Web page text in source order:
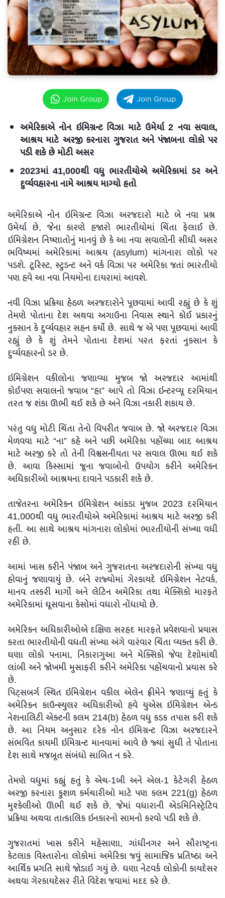
Join Group Join Group
અમેરિકાએ નોન ઇમિગ્રન્ટ વિઝા માટે ઉમેર્યા 2 નવા સવાલ,
આશ્રય માટે અરજી કરનારા ગુજરાત અને પંજાબના લોકો પર
પડી શકે છે મોટી અસર
2023માં 41,000થી વધુ ભારતીયોએ અમેરિકામાં ડર અને
દુર્વ્યવહારના નામે આશ્રય માગ્યો હતો
અમેરિકાએ નોન ઇમિગ્રન્ટ વિઝા અરજદારો માટે બે નવા પ્રશ્ન
ઉમેર્યા છે, જેના કારણે હજારો ભારતીયોમાં ચિંતા ફેલાઈ છે.
ઇમિગ્રેશન નિષ્ણાતોનું માનવું છે કે આ નવા સવાલોની સીધી અસર
ભવિષ્યમાં અમેરિકામાં આશ્રય (asylum) માંગનારા લોકો પર
પડશે. ટૂરિસ્ટ, સ્ટુડન્ટ અને વર્ક વિઝા પર અમેરિકા જતાં ભારતીયો
પણ હવે આ નવા નિયમોના દાયરામાં આવશે.
નવી વિઝા પ્રક્રિયા હેઠળ અરજદારોને પૂછવામાં આવી રહ્યું છે કે શું
તેમણે પોતાના દેશ અથવા અગાઉના નિવાસ સ્થાને કોઈ પ્રકારનું
નુકસાન કે દુર્વ્યવહાર સહન કર્યો છે. સાથે જ એ પણ પૂછવામાં આવી
રહ્યું છે કે શું તેમને પોતાના દેશમાં પરત ફરતાં નુકસાન કે
દુર્વ્યવહારનો ડર છે.
ઇમિગ્રેશન વકીલોના જણાવ્યા મુજબ જો અરજદાર આમાંથી
કોઈપણ સવાલનો જવાબ “હા” આપે તો વિઝા ઇન્ટરવ્યૂ દરમિયાન
તરત જ શંકા ઊભી થઈ શકે છે અને વિઝા નકારી શકાય છે.
પરંતુ વધુ મોટી ચિંતા તેનો વિપરીત જવાબ છે. જો અરજદાર વિઝા
મેળવવા માટે “ના” કહે અને પછી અમેરિકા પહોંચ્યા બાદ આશ્રય
માટે અરજી કરે તો તેની વિશ્વસનીયતા પર સવાલ ઊભા થઈ શકે
છે. આવા કિસ્સામાં જૂના જવાબોનો ઉપયોગ કરીને અમેરિકન
અધિકારીઓ આશ્રયના દાવાને પડકારી શકે છે.
તાજેતરના અમેરિકન ઇમિગ્રેશન આંકડા મુજબ 2023 દરમિયાન
41,000થી વધુ ભારતીયોએ અમેરિકામાં આશ્રય માટે અરજી કરી
હતી. આ સાથે આશ્રય માંગનારા લોકોમાં ભારતીયોની સંખ્યા વધી
રહી છે.
આમાં ખાસ કરીને પંજાબ અને ગુજરાતના અરજદારોની સંખ્યા વધુ
હોવાનું જણાવાયું છે. બંને રાજ્યોમાં ગેરકાયદે ઇમિગ્રેશન નેટવર્ક,
માનવ તસ્કરી માર્ગો અને લેટિન અમેરિકા તથા મેક્સિકો મારફતે
અમેરિકામાં ઘૂસવાના કેસોમાં વધારો નોંધાયો છે.
અમેરિકન અધિકારીઓએ દક્ષિણ સરહદ મારફતે પ્રવેશવાનો પ્રયાસ
કરતા ભારતીયોની વધતી સંખ્યા અંગે વારંવાર ચિંતા વ્યક્ત કરી છે.
ઘણા લોકો પનામા, નિકારાગુઆ અને મેક્સિકો જેવા દેશોમાંથી
લાંબી અને જોખમી મુસાફરી કરીને અમેરિકા પહોંચવાનો પ્રયાસ કરે
છે.
પિટ્સબર્ગ સ્થિત ઇમિગ્રેશન વકીલ એલેન ફ્રીમેને જણાવ્યું હતું કે
અમેરિકન કાઉન્સ્યુલર અધિકારીઓ હવે યુએસ ઇમિગ્રેશન એન્ડ
નેશનાલિટી એક્ટની કલમ 214(b) હેઠળ વધુ કડક તપાસ કરી શકે
છે. આ નિયમ અનુસાર દરેક નોન ઇમિગ્રન્ટ વિઝા અરજદારને
સંભવિત કાયમી ઇમિગ્રન્ટ માનવામાં આવે છે જ્યાં સુધી તે પોતાના
દેશ સાથે મજબૂત સંબંધો સાબિત ન કરે.
તેમણે વધુમાં કહ્યું હતું કે એચ-1બી અને એલ-1 કેટેગરી હેઠળ
અરજી કરનારા કુશળ કર્મચારીઓ માટે પણ કલમ 221(g) હેઠળ
મુશ્કેલીઓ ઊભી થઈ શકે છે, જેમાં વધારાની એડમિનિસ્ટ્રેટિવ
પ્રક્રિયા અથવા તાત્કાલિક ઇનકારનો સામનો કરવો પડી શકે છે.
ગુજરાતમાં ખાસ કરીને મહેસાણા, ગાંધીનગર અને સૌરાષ્ટ્રના
કેટલાક વિસ્તારોના લોકોમાં અમેરિકા જવું સામાજિક પ્રતિષ્ઠા અને
આર્થિક પ્રગતિ સાથે જોડાઈ ગયું છે. ઘણા નેટવર્ક લોકોની કાયદેસર
અથવા ગેરકાયદેસર રીતે વિદેશ જવામાં મદદ કરે છે.